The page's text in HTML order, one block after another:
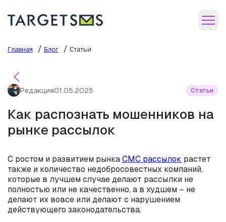
Главная / Блог / Статьи
Редакция01.05.2025 Статьи
Как распознать мошенников на
рынке рассылок
С ростом и развитием рынкаСМС рассылок растет
также и количество недобросовестных компаний,
которые в лучшем случае делают рассылки не
полностью или не качественно, а в худшем – не
делают их вовсе или делают с нарушением
действующего законодательства.